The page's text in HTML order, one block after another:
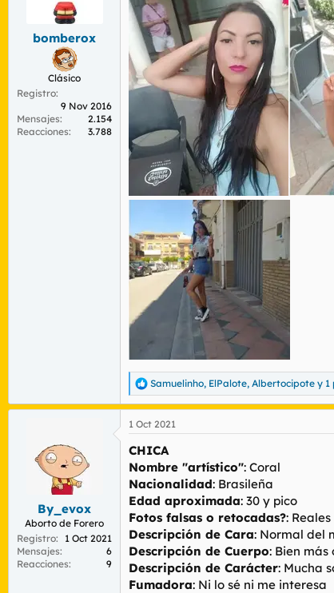
n
e
s
bomberox
Clásico
Registro
9 Nov 2016
Mensajes
2.154
Reacciones
3.788
R
e
a
c
i
o
n
e
s
:
Samuelinho, ElPalote, Albertocipote y 1
By_evox
Aborto de Forero
Registro
1 Oct 2021
Mensajes
6
Reacciones
9
1 Oct 2021
CHICA
Nombre "artístico": Coral
Nacionalidad: Brasileña
Edad aproximada: 30 y pico
Fotos falsas o retocadas?: Reales
Descripción de Cara: Normal del
Descripción de Cuerpo: Bien más
Descripción de Carácter: Mucha
Fumadora: Ni lo sé ni me interesa